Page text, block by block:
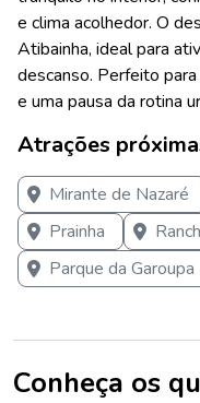
e clima acolhedor. O
Atibainha, ideal para
descanso. Perfeito
e uma pausa da rotina
Atrações
Mirante de Nazaré
Prainha
Parque da Garoupa
Conheça os